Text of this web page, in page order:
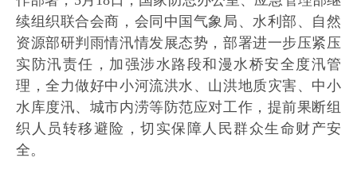
续组织联合会商，会同中国气象局、水利部、自然
资源部研判雨情汛情发展态势，部署进一步压紧压
实防汛责任，加强涉水路段和漫水桥安全度汛管
理，全力做好中小河流洪水、山洪地质灾害、中小
水库度汛、城市内涝等防范应对工作，提前果断组
织人员转移避险，切实保障人民群众生命财产安
全。